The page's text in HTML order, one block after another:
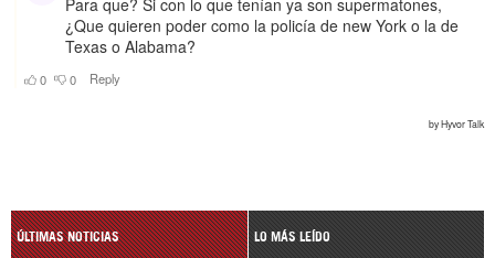
ÚLTIMAS NOTICIAS LO MÁS LEÍDO